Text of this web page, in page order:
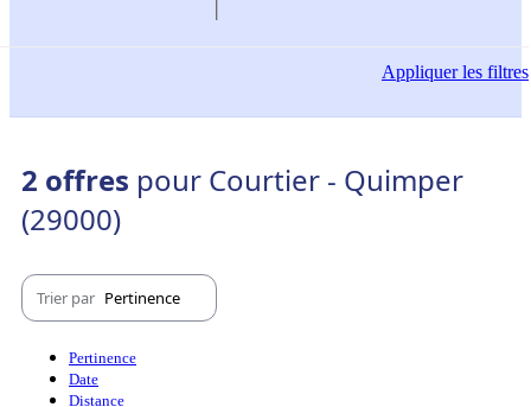
Appliquerles filtres
2 offres pour Courtier - Quimper
(29000)
Trier par Pertinence
Pertinence
Date
Distance